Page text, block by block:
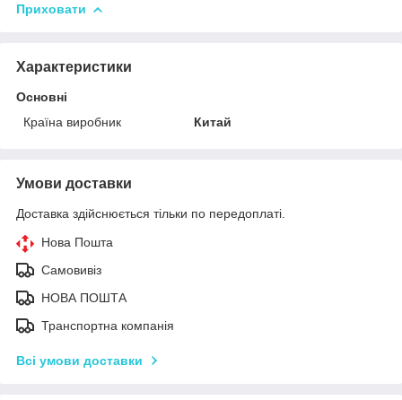
Приховати
Характеристики
Основні
Країна виробник
Китай
Умови доставки
Доставка здійснюється тільки по передоплаті.
Нова Пошта
Самовивіз
НОВА ПОШТА
Транспортна компанія
Всі умови доставки